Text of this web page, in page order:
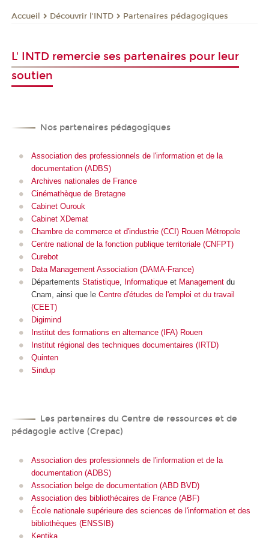
Accueil Découvrir l'INTD Partenaires pédagogiques
L' INTD remercie ses partenaires pour leur
soutien
Nos partenaires pédagogiques
Association des professionnels de l'information et de la
documentation (ADBS)
Archives nationales de France
Cinémathèque de Bretagne
Cabinet Ourouk
Cabinet XDemat
Chambre de commerce et d'industrie (CCI) Rouen Métropole
Centre national de la fonction publique territoriale (CNFPT)
Curebot
Data Management Association (DAMA-France)
Départements Statistique, Informatiqueet Managementdu
Cnam, ainsi que le Centre d'études de l'emploi et du travail
(CEET)
Digimind
Institut des formations en alternance (IFA) Rouen
Institut régional des techniques documentaires (IRTD)
Quinten
Sindup
Les partenaires du Centre de ressources et de
pédagogie active (Crepac)
Association des professionnels de l'information et de la
documentation (ADBS)
Association belge de documentation (ABD BVD)
Association des bibliothécaires de France (ABF)
École nationale supérieure des sciences de l'information et des
bibliothèques (ENSSIB)
Kentika